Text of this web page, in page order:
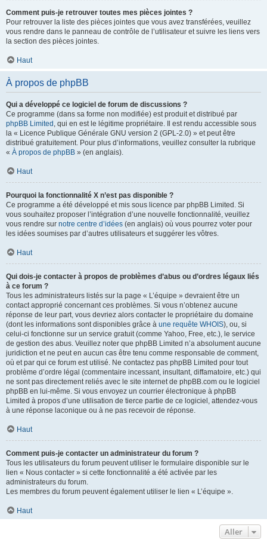
Comment puis-je retrouver toutes mes pièces jointes ?
Pour retrouver la liste des pièces jointes que vous avez transférées, veuillez
vous rendre dans le panneau de contrôle de l’utilisateur et suivre les liens vers
la section des pièces jointes.
Haut
À propos de phpBB
Qui a développé ce logiciel de forum de discussions ?
Ce programme (dans sa forme non modifiée) est produit et distribué par
phpBB Limited , qui en est le légitime propriétaire. Il est rendu accessible sous
la « Licence Publique Générale GNU version 2 (GPL-2.0) » et peut être
distribué gratuitement. Pour plus d’informations, veuillez consulter la rubrique
« À propos de phpBB » (en anglais).
Haut
Pourquoi la fonctionnalité X n’est pas disponible ?
Ce programme a été développé et mis sous licence par phpBB Limited. Si
vous souhaitez proposer l’intégration d’une nouvelle fonctionnalité, veuillez
vous rendre sur notre centre d’idées (en anglais) où vous pourrez voter pour
les idées soumises par d’autres utilisateurs et suggérer les vôtres.
Haut
Qui dois-je contacter à propos de problèmes d’abus ou d’ordres légaux liés
à ce forum ?
Tous les administrateurs listés sur la page « L’équipe » devraient être un
contact approprié concernant ces problèmes. Si vous n’obtenez aucune
réponse de leur part, vous devriez alors contacter le propriétaire du domaine
(dont les informations sont disponibles grâce à une requête WHOIS), ou, si
celui-ci fonctionne sur un service gratuit (comme Yahoo, Free, etc.), le service
de gestion des abus. Veuillez noter que phpBB Limited n’a absolument aucune
juridiction et ne peut en aucun cas être tenu comme responsable de comment,
où et par qui ce forum est utilisé. Ne contactez pas phpBB Limited pour tout
problème d’ordre légal (commentaire incessant, insultant, diffamatoire, etc.) qui
ne sont pas directement reliés avec le site internet de phpBB.com ou le logiciel
phpBB en lui-même. Si vous envoyez un courrier électronique à phpBB
Limited à propos d’une utilisation de tierce partie de ce logiciel, attendez-vous
à une réponse laconique ou à ne pas recevoir de réponse.
Haut
Comment puis-je contacter un administrateur du forum ?
Tous les utilisateurs du forum peuvent utiliser le formulaire disponible sur le
lien « Nous contacter » si cette fonctionnalité a été activée par les
administrateurs du forum.
Les membres du forum peuvent également utiliser le lien « L’équipe ».
Haut
Aller